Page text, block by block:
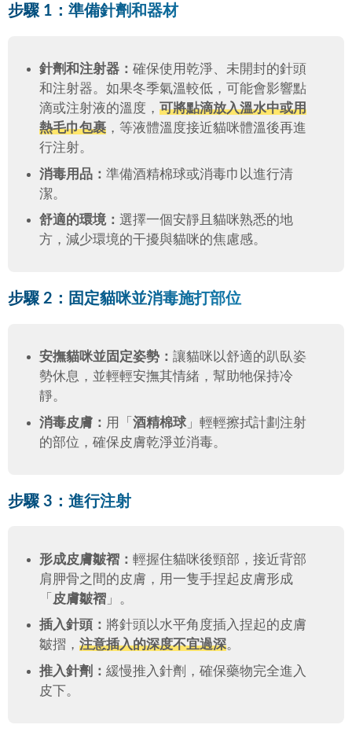
步驟 1：準備針劑和器材
針劑和注射器： 確保使用乾淨、未開封的針頭
和注射器。如果冬季氣溫較低，可能會影響點
滴或注射液的溫度， 可將點滴放入溫水中或用
熱毛巾包裹，等液體溫度接近貓咪體溫後再進
行注射。
消毒用品： 準備酒精棉球或消毒巾以進行清
潔。
舒適的環境： 選擇一個安靜且貓咪熟悉的地
方，減少環境的干擾與貓咪的焦慮感。
步驟 2：固定貓咪並消毒施打部位
安撫貓咪並固定姿勢： 讓貓咪以舒適的趴臥姿
勢休息，並輕輕安撫其情緒，幫助牠保持冷
靜。
消毒皮膚： 用「 酒精棉球」輕輕擦拭計劃注射
的部位，確保皮膚乾淨並消毒。
步驟 3：進行注射
形成皮膚皺褶： 輕握住貓咪後頸部，接近背部
肩胛骨之間的皮膚，用一隻手捏起皮膚形成
「 皮膚皺褶」。
插入針頭： 將針頭以水平角度插入捏起的皮膚
皺摺， 注意插入的深度不宜過深。
推入針劑： 緩慢推入針劑，確保藥物完全進入
皮下。